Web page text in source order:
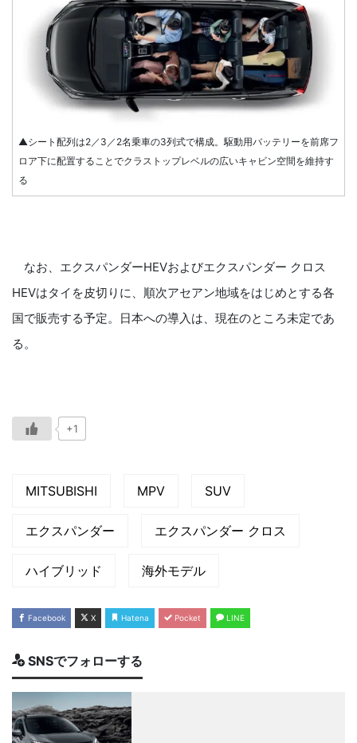
▲シート配列は2／3／2名乗車の3列式で構成。駆動用バッテリーを前席フ
ロア下に配置することでクラストップレベルの広いキャビン空間を維持す
る
なお、エクスパンダーHEVおよびエクスパンダー クロス
HEVはタイを皮切りに、順次アセアン地域をはじめとする各
国で販売する予定。日本への導入は、現在のところ未定であ
る。
+1
MITSUBISHI MPV SUV
エクスパンダー エクスパンダー クロス
ハイブリッド 海外モデル
Facebook X Hatena Pocket LINE
SNSでフォローする